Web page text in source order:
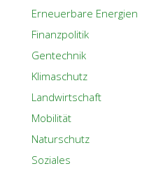
Erneuerbare Energien
Finanzpolitik
Gentechnik
Klimaschutz
Landwirtschaft
Mobilität
Naturschutz
Soziales